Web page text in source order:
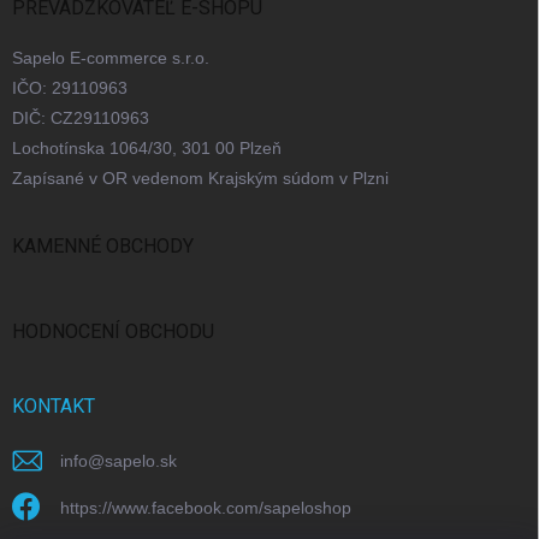
PREVÁDZKOVATEĽ E-SHOPU
Sapelo E-commerce s.r.o.
IČO: 29110963
DIČ: CZ29110963
Lochotínska 1064/30, 301 00 Plzeň
Zapísané v OR vedenom Krajským súdom v Plzni
KAMENNÉ OBCHODY
HODNOCENÍ OBCHODU
KONTAKT
info@sapelo.sk
https://www.facebook.com/sapeloshop